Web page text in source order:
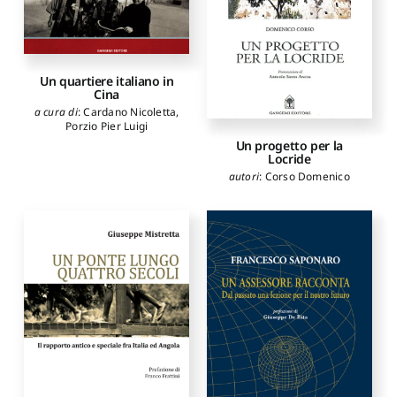
Un quartiere italiano in
Cina
a cura di:Cardano Nicoletta,
Porzio Pier Luigi
Un progetto per la
Locride
autori: Corso Domenico